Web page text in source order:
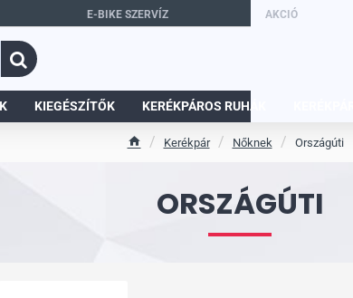
E-BIKE SZERVÍZ AKCIÓ
KIEGÉSZÍTŐK KERÉKPÁROS RUHÁK
ORSZÁGÚTI
Kerékpár Nőknek Országúti